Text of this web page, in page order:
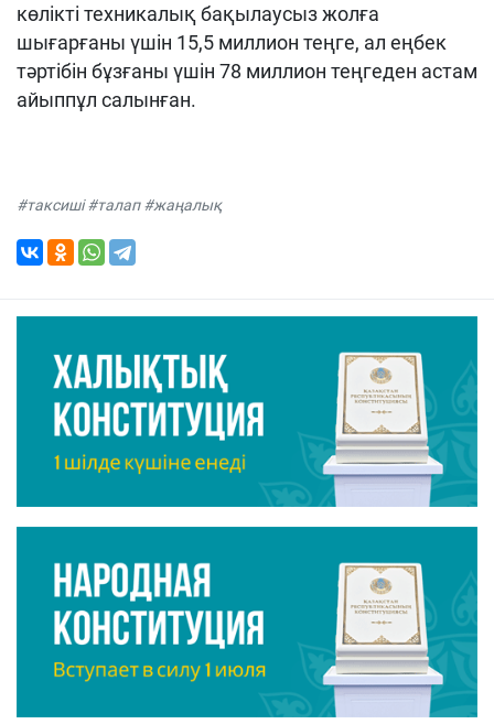
көлікті техникалық бақылаусыз жолға
шығарғаны үшін 15,5 миллион теңге, ал еңбек
тәртібін бұзғаны үшін 78 миллион теңгеден астам
айыппұл салынған.
#таксиші #талап #жаңалық